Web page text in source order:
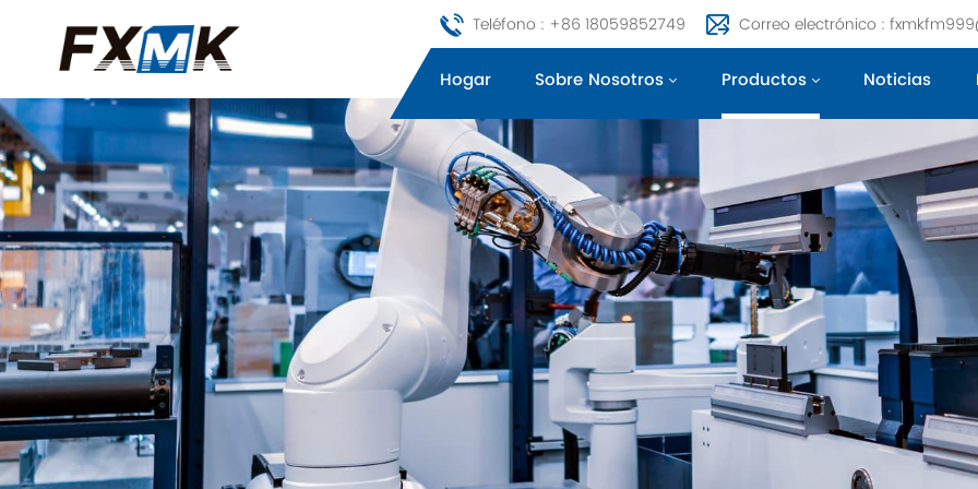
Teléfono : +86 18059852749 Correo electrónico :
Hogar Sobre Nosotros Productos Noticias